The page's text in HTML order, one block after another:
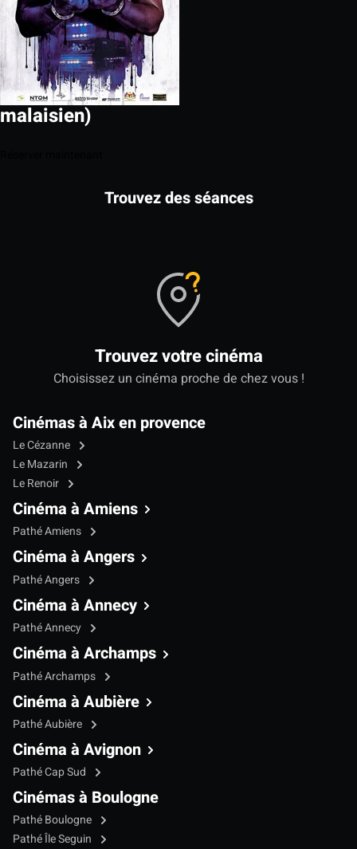
malaisien)
Trouvez des séances
Trouvez votre cinéma
Choisissez un cinéma proche de chez vous !
Cinémas à Aix en provence
Le Cézanne
Le Mazarin
Le Renoir
Cinéma à Amiens
Pathé Amiens
Cinéma à Angers
Pathé Angers
Cinéma à Annecy
Pathé Annecy
Cinéma à Archamps
Pathé Archamps
Cinéma à Aubière
Pathé Aubière
Cinéma à Avignon
Pathé Cap Sud
Cinémas à Boulogne
Pathé Boulogne
Pathé Île Seguin